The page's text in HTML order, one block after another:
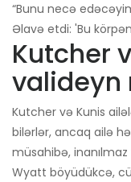
“Bunu necə
Əlavə etdi: 'Bu
Kutcher
valideyn
Kutcher və Kunis
bilərlər, ancaq ailə
müsahibə, inanılmaz
Wyatt böyüdükcə,